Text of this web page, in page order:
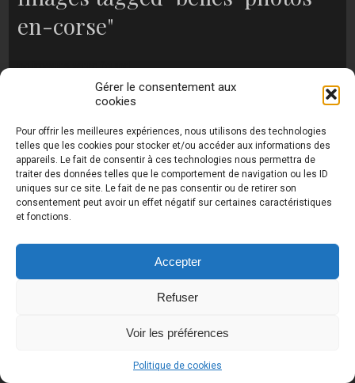
Gérer le consentement aux
cookies
Pour offrir les meilleures expériences, nous utilisons des technologies
telles que les cookies pour stocker et/ou accéder aux informations des
appareils. Le fait de consentir à ces technologies nous permettra de
traiter des données telles que le comportement de navigation ou les ID
uniques sur ce site. Le fait de ne pas consentir ou de retirer son
consentement peut avoir un effet négatif sur certaines caractéristiques
et fonctions.
Accepter
Refuser
Voir les préférences
Politique de cookies
en-corse"
no images were found
Photos de Thierry Raynaud - portraits shootings
et Paysages de Corse - Ajaccio www.thierry-
raynaud.com ©Toutes les photos de ce site sont
la propriété de l'auteur et sont protégées par le
Code de la Propriété Intellectuelle (CPI)